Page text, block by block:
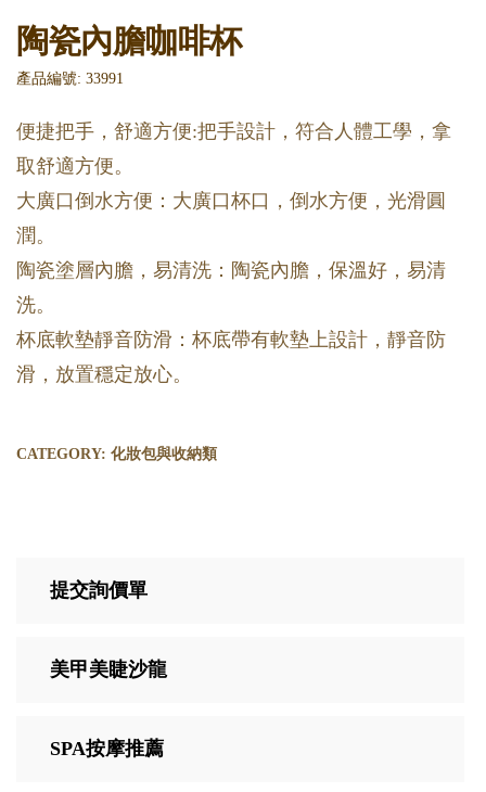
陶瓷內膽咖啡杯
產品編號: 33991
便捷把手，舒適方便:把手設計，符合人體工學，拿
取舒適方便。
大廣口倒水方便：大廣口杯口，倒水方便，光滑圓
潤。
陶瓷塗層內膽，易清洗：陶瓷內膽，保溫好，易清
洗。
杯底軟墊靜音防滑：杯底帶有軟墊上設計，靜音防
滑，放置穩定放心。
CATEGORY: 化妝包與收納類
提交詢價單
美甲美睫沙龍
SPA按摩推薦